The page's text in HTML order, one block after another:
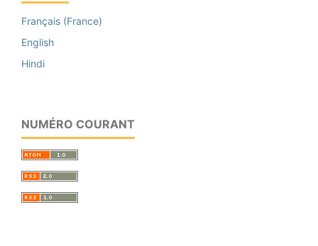
Français (France)
English
Hindi
NUMÉRO COURANT